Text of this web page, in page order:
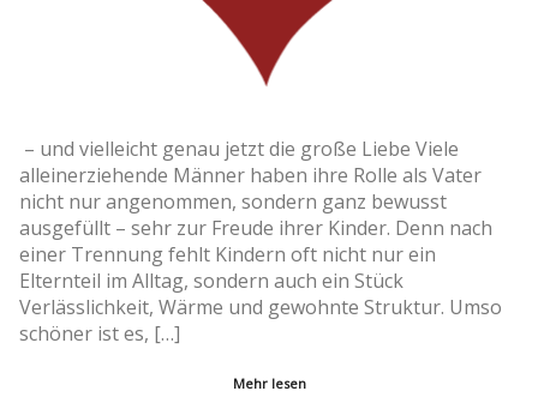
– und vielleicht genau jetzt die große Liebe Viele
alleinerziehende Männer haben ihre Rolle als Vater
nicht nur angenommen, sondern ganz bewusst
ausgefüllt – sehr zur Freude ihrer Kinder. Denn nach
einer Trennung fehlt Kindern oft nicht nur ein
Elternteil im Alltag, sondern auch ein Stück
Verlässlichkeit, Wärme und gewohnte Struktur. Umso
schöner ist es, […]
Mehr lesen